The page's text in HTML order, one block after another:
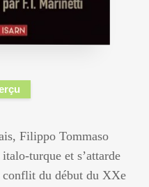
Filippo Tommaso
turque et s’attarde
conflit du début du XXe